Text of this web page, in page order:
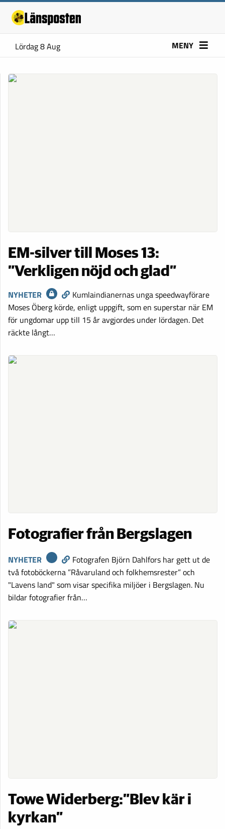
Lördag 8 Aug MENY
EM-silver till Moses 13:
”Verkligen nöjd och glad”
NYHETER
Kumlaindianernas unga speedwayförare
Moses Öberg körde, enligt uppgift, som en superstar när EM
för ungdomar upp till 15 år avgjordes under lördagen. Det
räckte långt…
Fotografier från Bergslagen
NYHETER
Fotografen Björn Dahlfors har gett ut de
två fotoböckerna ”Råvaruland och folkhemsrester” och
"Lavens land" som visar specifika miljöer i Bergslagen. Nu
bildar fotografier från…
Towe Widerberg:”Blev kär i
kyrkan”